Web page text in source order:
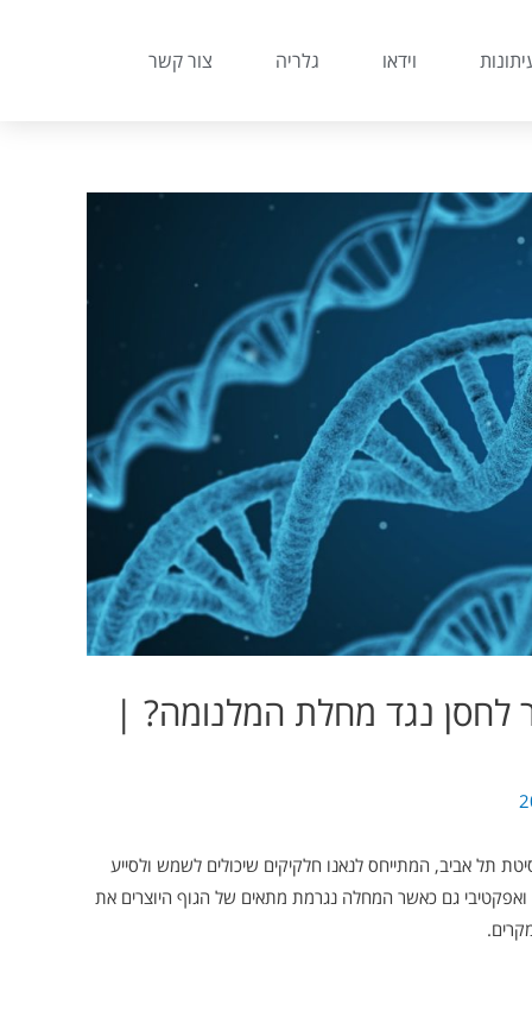
וידאו גלריה צור קשר
לחסן נגד מחלת המלנומה? |
תל אביב, המתייחס לנאנו חלקיקים שיכולים לשמש ולסייע
גם כאשר המחלה נגרמת מתאים של הגוף היוצרים את